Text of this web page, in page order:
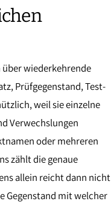
wiederkehrende
Prüfgegenstand, Test-
weil sie einzelne
Verwechslungen
oder mehreren
zählt die genaue
allein reicht dann nicht
Gegenstand mit welcher